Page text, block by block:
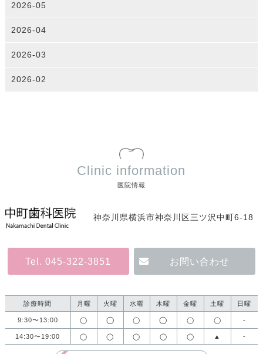
2026-05
2026-04
2026-03
2026-02
Clinic information
医院情報
神奈川県横浜市神奈川区三ツ沢中町6-18
Tel. 045-322-3851 お問い合わせ
診療時間 月曜 火曜 水曜 木曜 金曜 土曜 日曜
9:30〜13:00 ◯ ◯ ◯ ◯ ◯ ◯ -
14:30〜19:00 ◯ ◯ ◯ ◯ ◯ ▲ -